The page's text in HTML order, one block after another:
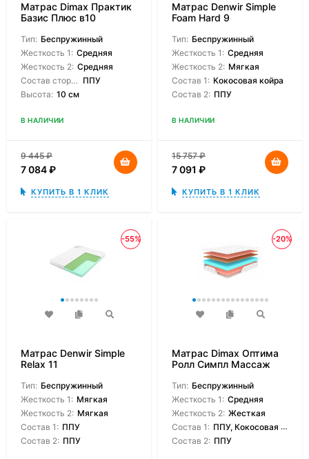
Матрас Dimax Практик
Базис Плюс в10
Тип: Беспружинный
Жесткость 1: Средняя
Жесткость 2: Средняя
Состав сторон: ППУ
Высота: 10 см
В НАЛИЧИИ
9 445₽
7 084₽
КУПИТЬ В 1 КЛИК
Матрас Denwir Simple
Foam Hard 9
Тип: Беспружинный
Жесткость 1: Средняя
Жесткость 2: Мягкая
Состав 1: Кокосовая койра
Состав 2: ППУ
В НАЛИЧИИ
15 757₽
7 091 ₽
КУПИТЬ В 1 КЛИК
-55%
Матрас Denwir Simple
Relax 11
Тип: Беспружинный
Жесткость 1: Мягкая
Жесткость 2: Мягкая
Состав 1: ППУ
Состав 2: ППУ
-20%
Матрас Dimax Оптима
Ролл Симпл Массаж
Тип: Беспружинный
Жесткость 1: Средняя
Жесткость 2: Жесткая
Состав 1: ППУ, Кокосовая койра
Состав 2: ППУ